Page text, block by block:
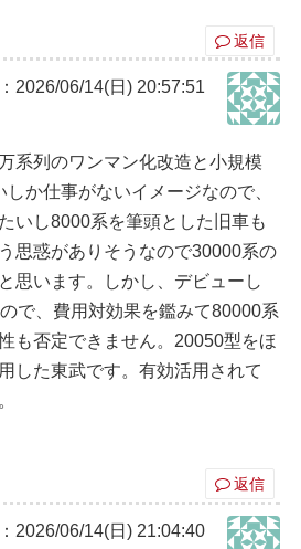
返信
2026/06/14(日) 20:57:51
系列のワンマン化改造と小規模
か仕事がないイメージなので、
いし8000系を筆頭とした旧車も
思惑がありそうなので30000系の
思います。しかし、デビューし
で、費用対効果を鑑みて80000系
も否定できません。20050型をほ
した東武です。有効活用されて
返信
2026/06/14(日) 21:04:40